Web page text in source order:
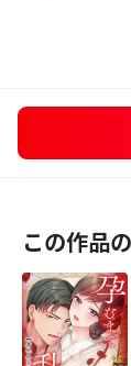
この作品